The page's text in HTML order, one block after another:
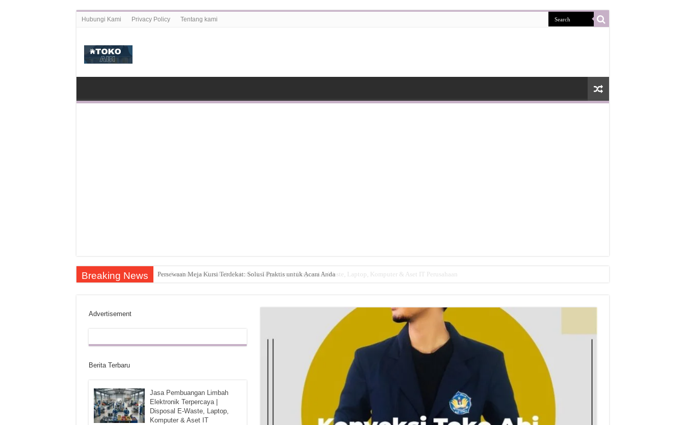
Hubungi Kami Privacy Policy Tentang kami
Breaking News Persewaan Meja Kursi Terdekat: Solusi Praktis untuk Acara Anda
Advertisement
Berita Terbaru
Jasa Pembuangan Limbah
Elektronik Terpercaya |
Disposal E-Waste, Laptop,
Komputer & Aset IT